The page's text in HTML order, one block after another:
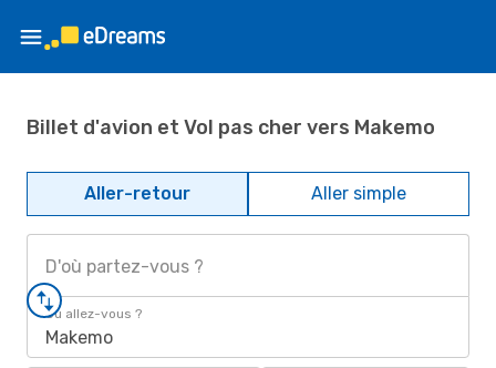
Billet d'avion et Vol pas cher vers Makemo
Aller-retour Aller simple
D'où partez-vous ?
Où allez-vous ?
Makemo